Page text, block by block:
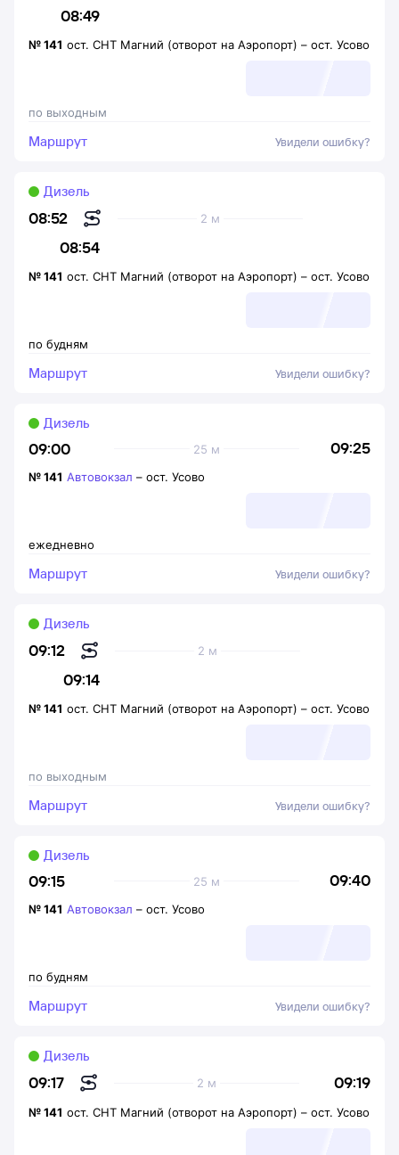
08:49
по выходным
№141 ост. СНТ Магний (отворот на Аэропорт) – ост. Усово
Маршрут Увидели ошибку?
08:52
08:54
2 м
Дизель
по будням
№141 ост. СНТ Магний (отворот на Аэропорт) – ост. Усово
Маршрут Увидели ошибку?
09:00 09:25
25 м
Дизель
ежедневно
№141 Автовокзал – ост. Усово
Маршрут Увидели ошибку?
09:12
09:14
2 м
Дизель
по выходным
№141 ост. СНТ Магний (отворот на Аэропорт) – ост. Усово
Маршрут Увидели ошибку?
09:15 09:40
25 м
Дизель
по будням
№141 Автовокзал – ост. Усово
Маршрут Увидели ошибку?
09:17 09:19
2 м
Дизель
№141 ост. СНТ Магний (отворот на Аэропорт) – ост. Усово